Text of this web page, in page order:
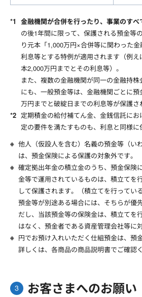
金融機関が合併を行ったり、事業のすべ
の後1年間に限って、保護される預金等
り元本「1,000万円×合併等に関わった
利息等とする特例が適用されます（例
本2,000万円までとその利息等）。
また、複数の金融機関が同一の金融持
にも、一般預金等は、金融機関ごとに
万円までと破綻日までの利息等が保護さ
定期積金の給付補てん金、金銭信託に
定の要件を満たすものも、利息と同様に
他人（仮設人を含む）名義の預金等（い
は、預金保険による保護の対象外です。
確定拠出年金の積立金のうち、預金保険
金等で運用されているものは、積立てを
して保護されます。（積立てを行ってい
預金等が別途ある場合には、そちらが優
だし、当該預金等の保険金は、積立てを
はなく、預金者である資産管理会社等に
円でお預け入れいただく仕組預金は、預
詳しくは、各商品の商品説明書でご確認
お客さまへのお願い